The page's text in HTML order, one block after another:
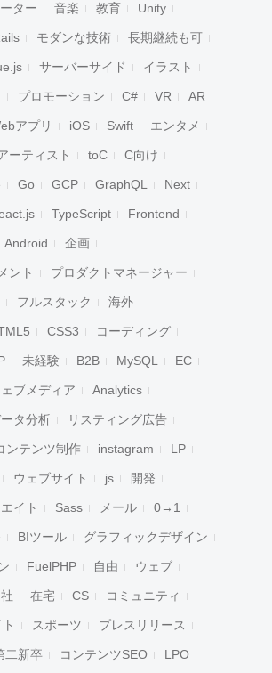
ター 音楽 教育 Unity
モダンな技術 長期継続も可
サーバーサイド イラスト
プロモーション C# VR AR
アプリ iOS Swift エンタメ
ーティスト toC C向け
Go GCP GraphQL Next
TypeScript Frontend
Android 企画
ント プロダクトマネージャー
フルスタック 海外
CSS3 コーディング
未経験 B2B MySQL EC
ブメディア Analytics
タ分析 リスティング広告
ンテンツ制作 instagram LP
ウェブサイト js 開発
イト Sass メール 0→1
BIツール グラフィックデザイン
FuelPHP 自由 ウェブ
在宅 CS コミュニティ
スポーツ プレスリリース
二新卒 コンテンツSEO LPO